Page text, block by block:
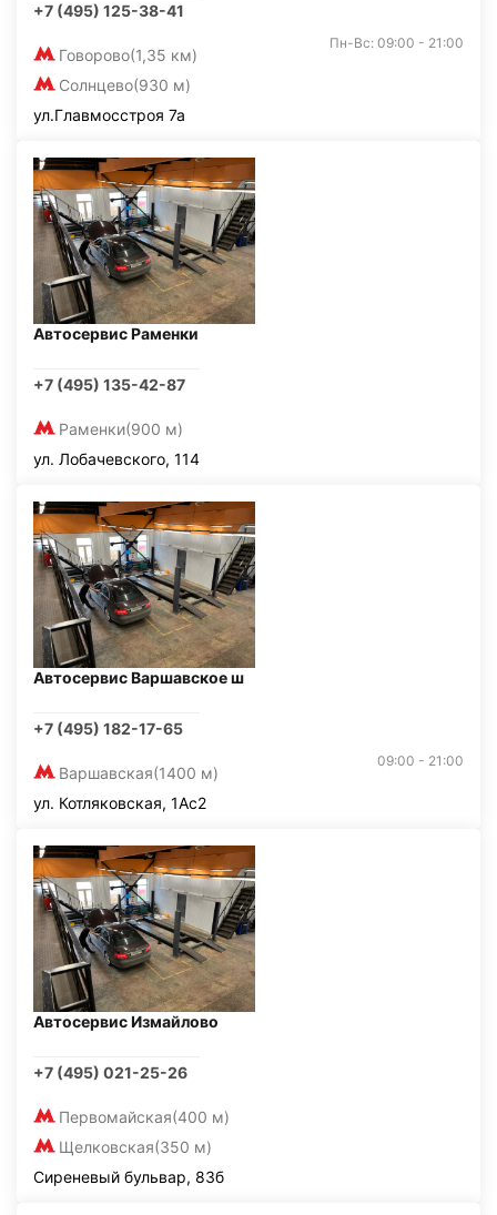
+7 (495) 125-38-41
Говорово(1,35 км)
Солнцево(930 м)
Пн-Вс: 09:00 - 21:00
ул.Главмосстроя 7а
Автосервис Раменки
+7 (495) 135-42-87
Раменки(900 м)
ул. Лобачевского, 114
Автосервис Варшавское ш
+7 (495) 182-17-65
Варшавская(1400 м)
09:00 - 21:00
ул. Котляковская, 1Ас2
Автосервис Измайлово
+7 (495) 021-25-26
Первомайская(400 м)
Щелковская(350 м)
Сиреневый бульвар, 83б